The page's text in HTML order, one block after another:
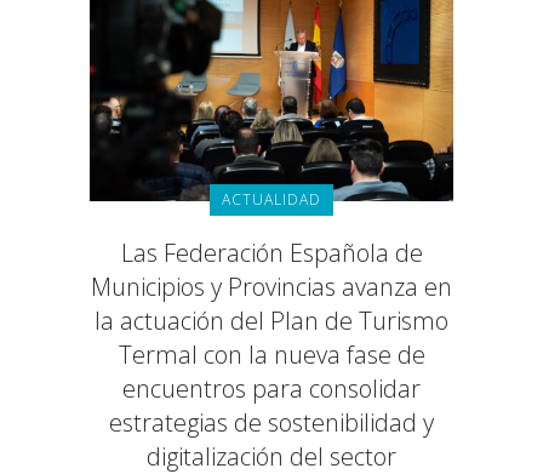
ACTUALIDAD
Las Federación Española de
Municipios y Provincias avanza en
la actuación del Plan de Turismo
Termal con la nueva fase de
encuentros para consolidar
estrategias de sostenibilidad y
digitalización del sector